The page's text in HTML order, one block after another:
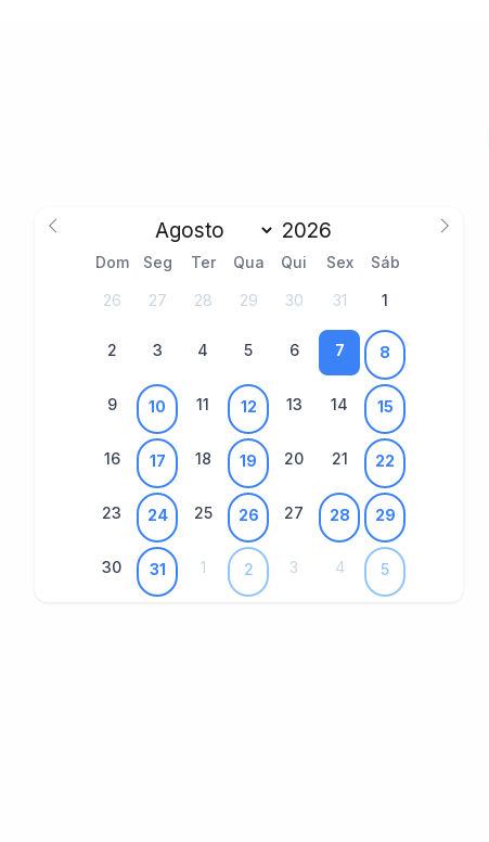
Dom Seg Ter Qua Qui Sex Sáb
26 27 28 29 30 31 1
2 3 4 5 6 7 8
9 10 11 12 13 14 15
16 17 18 19 20 21 22
23 24 25 26 27 28 29
30 31 1 2 3 4 5